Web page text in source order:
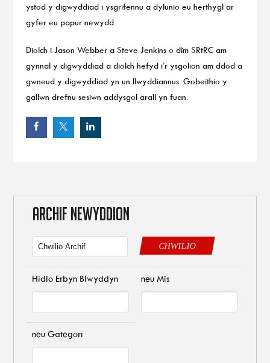
ystod y digwyddiad i ysgrifennu a dylunio eu herthygl ar
gyfer eu papur newydd.
Diolch i Jason Webber a Steve Jenkins o dîm SRtRC am
gynnal y digwyddiad a diolch hefyd i’r ysgolion am ddod a
gwneud y digwyddiad yn un llwyddiannus. Gobeithio y
gallwn drefnu sesiwn addysgol arall yn fuan.
ARCHIF NEWYDDION
CHWILIO
Hidlo Erbyn Blwyddyn neu Mis
neu Gategori